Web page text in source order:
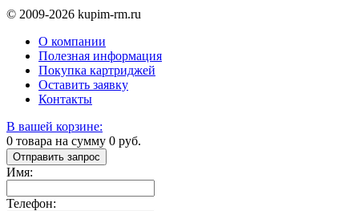
© 2009-2026 kupim-rm.ru
О компании
Полезная информация
Покупка картриджей
Оставить заявку
Контакты
В вашей корзине:
0 товара на сумму 0 руб.
Отправить запрос
Имя:
Телефон: